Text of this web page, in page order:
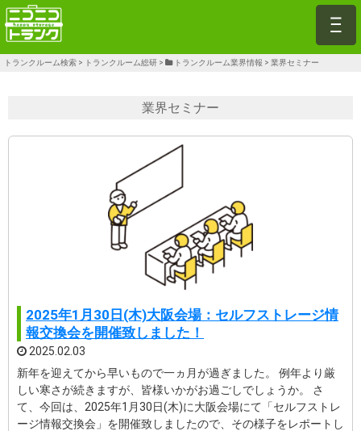
トランクルーム検索 > トランクルーム総研 > トランクルーム業界情報 > 業界セミナー
業界セミナー
2025年1月30日(木)大阪会場：セルフストレージ情
報交換会を開催致しました！
2025.02.03
新年を迎えてから早いもので一ヵ月が過ぎました。 例年より厳
しい寒さが続きますが、皆様いかがお過ごしでしょうか。 さ
て、今回は、2025年1月30日(木)に大阪会場にて「セルフストレ
ージ情報交換会」を開催致しましたので、その様子をレポートし